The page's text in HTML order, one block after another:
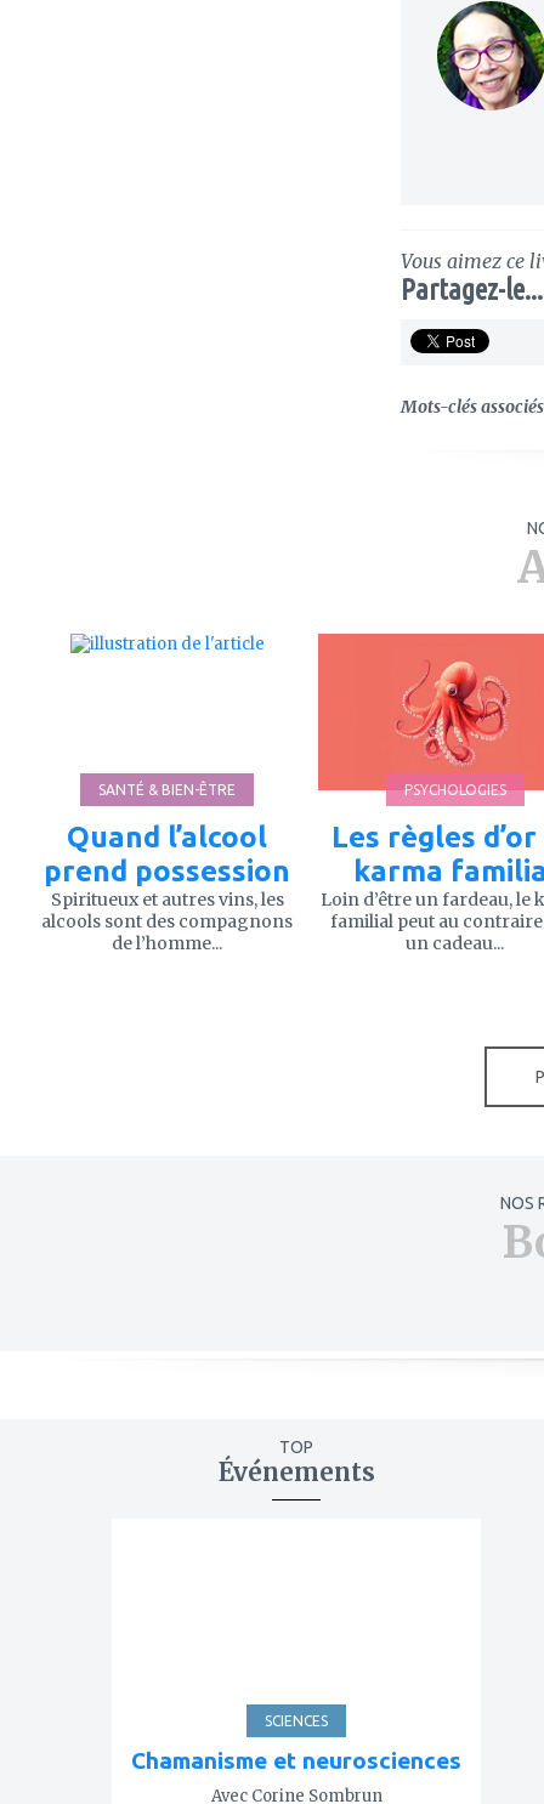
Vous aimez ce
Partagez-le...
Mots-clés
SANTÉ & BIEN-ÊTRE
Quand l’alcool
prend possession
Spiritueux et autres vins, les
alcools sont des compagnons
de l’homme...
PSYCHOLOGIES
Les règles d’or
karma
Loin d’être un fardeau, le
familial peut au
un cadeau...
NOS
TOP
Événements
SCIENCES
Chamanisme et neurosciences
Avec Corine Sombrun